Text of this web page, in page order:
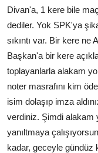
Divan'a, 1 kere bile
dediler. Yok SPK'ya
sıkıntı var. Bir kere
Başkan'a bir kere
toplayanlarla alakam
noter masrafını kim
isim dolaşıp imza
verdiniz. Şimdi alakam
yanıltmaya
kadar, geceyle gündüz